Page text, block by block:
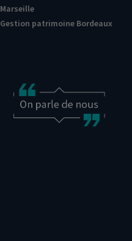
Marseille
Gestion patrimoine Bordeaux